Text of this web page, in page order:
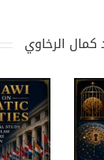
الرخاوي